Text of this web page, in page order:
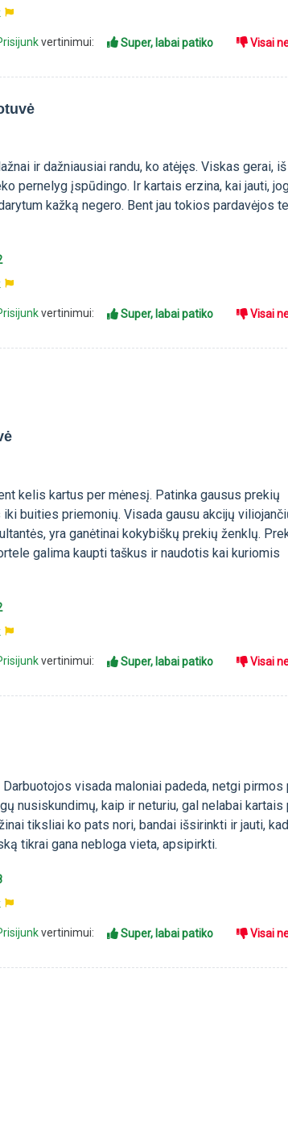
vertinimui: Super, labai patiko Visai
ir dažniausiai randu, ko atėjęs. Viskas gerai,
pernelyg įspūdingo. Ir kartais erzina, kai jauti,
kažką negero. Bent jau tokios pardavėjos
vertinimui: Super, labai patiko Visai
kelis kartus per mėnesį. Patinka gausus prekių
buities priemonių. Visada gausu akcijų
yra ganėtinai kokybiškų prekių ženklų.
galima kaupti taškus ir naudotis kai kuriomis
vertinimui: Super, labai patiko Visai
visada maloniai padeda, netgi pirmos
nusiskundimų, kaip ir neturiu, gal nelabai kartais
tiksliai ko pats nori, bandai išsirinkti ir jauti,
tikrai gana nebloga vieta, apsipirkti.
vertinimui: Super, labai patiko Visai